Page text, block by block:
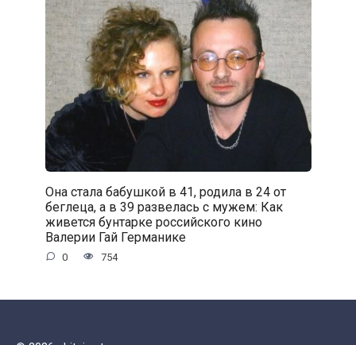
Она стала бабушкой в 41, родила в 24 от
беглеца, а в 39 развелась с мужем: Как
живется бунтарке российского кино
Валерии Гай Германике
0 754